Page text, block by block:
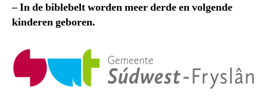
– In de biblebelt worden meer derde en volgende
kinderen geboren.